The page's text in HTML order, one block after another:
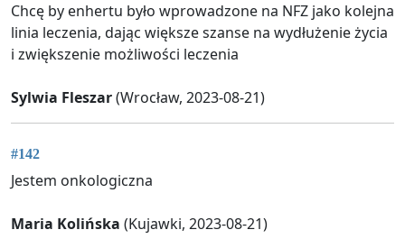
Chcę by enhertu było wprowadzone na NFZ jako kolejna
linia leczenia, dając większe szanse na wydłużenie życia
i zwiększenie możliwości leczenia
Sylwia Fleszar(Wrocław, 2023-08-21)
#142
Jestem onkologiczna
Maria Kolińska (Kujawki, 2023-08-21)